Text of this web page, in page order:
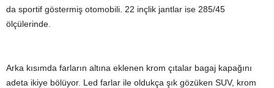
da sportif göstermiş otomobili. 22 inçlik jantlar ise 285/45
ölçülerinde.
Arka kısımda farların altına eklenen krom çıtalar bagaj kapağını
adeta ikiye bölüyor. Led farlar ile oldukça şık gözüken SUV, krom